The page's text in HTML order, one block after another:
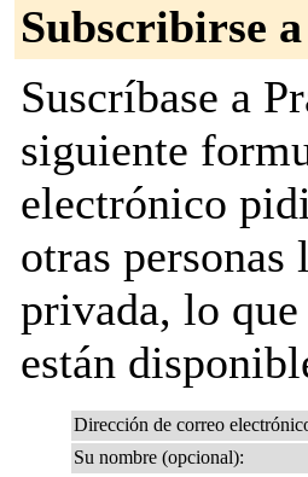
Subscribirse
Suscríbase a
siguiente
electrónico
otras personas
privada, lo
están
Dirección de correo
Su nombre (opcional):